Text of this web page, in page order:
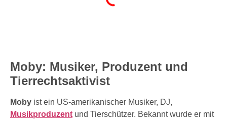
Moby: Musiker, Produzent und
Tierrechtsaktivist
Moby ist ein US-amerikanischer Musiker, DJ,
Musikproduzent und Tierschützer. Bekannt wurde er mit